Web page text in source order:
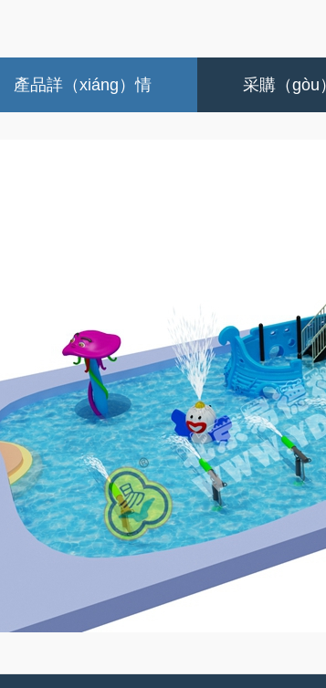
產品詳（xiáng）情 采購（gòu）